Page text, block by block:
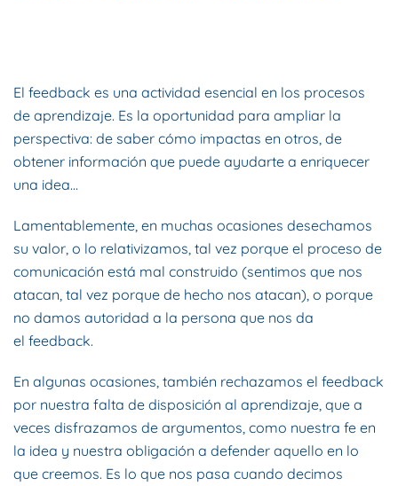
El feedback es una actividad esencial en los procesos
de aprendizaje. Es la oportunidad para ampliar la
perspectiva: de saber cómo impactas en otros, de
obtener información que puede ayudarte a enriquecer
una idea…
Lamentablemente, en muchas ocasiones desechamos
su valor, o lo relativizamos, tal vez porque el proceso de
comunicación está mal construido (sentimos que nos
atacan, tal vez porque de hecho nos atacan), o porque
no damos autoridad a la persona que nos da
el feedback.
En algunas ocasiones, también rechazamos el feedback
por nuestra falta de disposición al aprendizaje, que a
veces disfrazamos de argumentos, como nuestra fe en
la idea y nuestra obligación a defender aquello en lo
que creemos. Es lo que nos pasa cuando decimos